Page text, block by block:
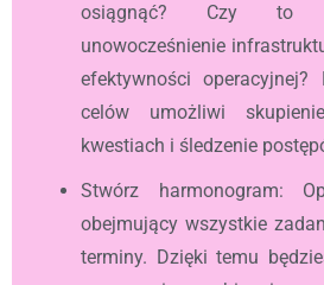
osiągnąć? Czy to
unowocześnienie
efektywności operacyjnej?
celów umożliwi
kwestiach i śledzenie
Stwórz harmonogram:
obejmujący wszystkie
terminy. Dzięki temu